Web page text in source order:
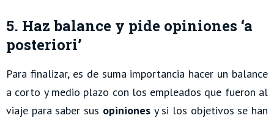
5. Haz balance y pide opiniones ‘a
posteriori’
Para finalizar, es de suma importancia hacer un balance
a corto y medio plazo con los empleados que fueron al
viaje para saber sus opinionesy si los objetivos se han